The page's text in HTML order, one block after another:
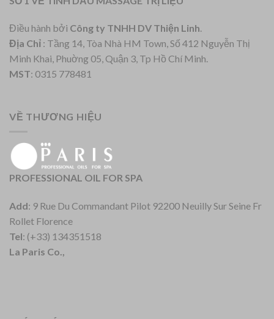
Điều hành bởi Công ty TNHH DV Thiện Linh.
Địa Chỉ : Tầng 14, Tòa Nhà HM Town, Số 412 Nguyễn Thị
Minh Khai, Phuờng 05, Quận 3, Tp Hồ Chí Minh.
MST: 0315 778481
VỀ THƯƠNG HIỆU
PROFESSIONAL OIL FOR SPA
Add: 9 Rue Du Commandant Pilot 92200 Neuilly Sur Seine Fr
Rollet Florence
Tel: (+33) 134351518
La Paris Co.,